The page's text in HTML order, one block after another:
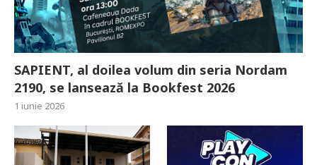
SAPIENT, al doilea volum din seria Nordam
2190, se lansează la Bookfest 2026
1 iunie 2026